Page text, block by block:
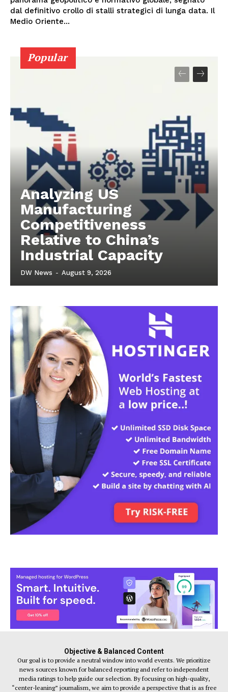
dal definitivo crollo di stalli strategici di lunga data. Il
Medio Oriente...
Popular
Analyzing US
Manufacturing
Competitiveness
Relative to China’s
Industrial Capacity
DW News - August 9, 2026
Objective & Balanced Content
Our goal is to provide a neutral window into world events. We prioritize
news sources known for balanced reporting and refer to independent
media ratings to help guide our selection. By focusing on high-quality,
“center-leaning” journalism, we aim to provide a perspective that is as free